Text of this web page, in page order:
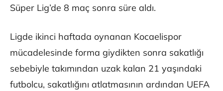
Süper Lig’de 8 maç sonra süre aldı.
Ligde ikinci haftada oynanan Kocaelispor
mücadelesinde forma giydikten sonra sakatlığı
sebebiyle takımından uzak kalan 21 yaşındaki
futbolcu, sakatlığını atlatmasının ardından UEFA